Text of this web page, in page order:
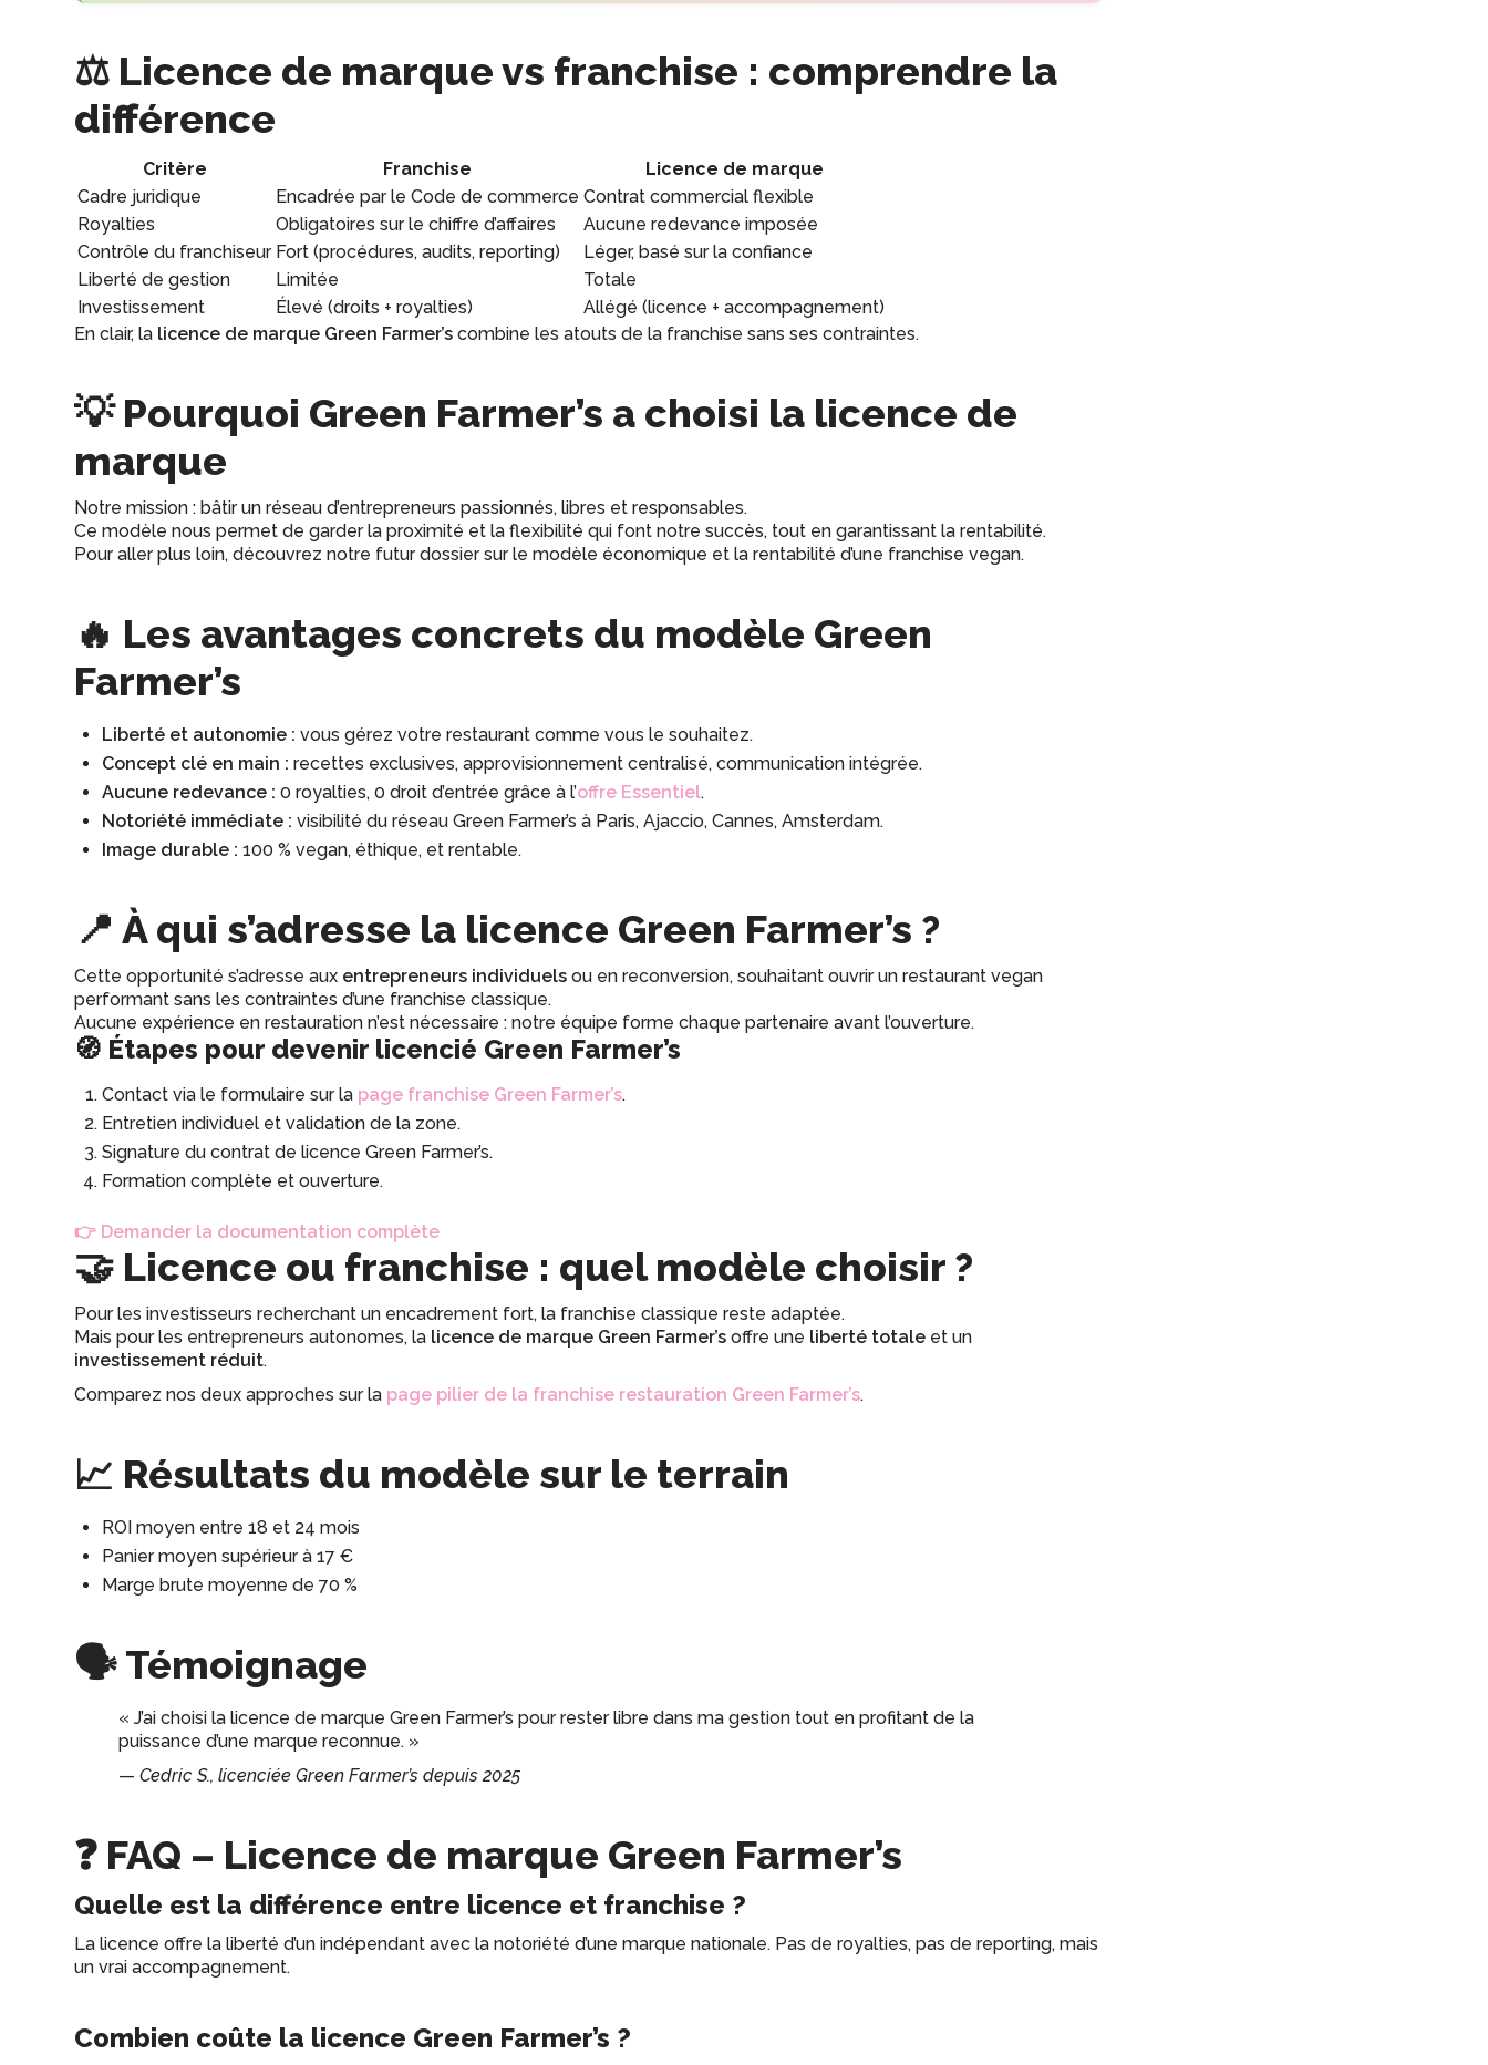
⚖️ Licence de marque vs franchise : comprendre la
différence
Critère Franchise
Licence de marque
Cadre juridique
Encadrée par le Code de commerce Contrat commercial flexible
Royalties
Obligatoires sur le chiffre d’affaires
Aucune redevance imposée
Contrôle du franchiseur Fort (procédures, audits, reporting)
Léger, basé sur la confiance
Liberté de gestion
Limitée
Totale
Investissement
Élevé (droits + royalties)
Allégé (licence + accompagnement)
En clair, la licence de marque Green Farmer’s combine les atouts de la franchise sans ses contraintes.
💡 Pourquoi Green Farmer’s a choisi la licence de
marque
Notre mission : bâtir un réseau d’entrepreneurs passionnés, libres et responsables.
Ce modèle nous permet de garder la proximité et la flexibilité qui font notre succès, tout en garantissant la rentabilité.
Pour aller plus loin, découvrez notre futur dossier sur le modèle économique et la rentabilité d’une franchise vegan.
🔥 Les avantages concrets du modèle Green
Farmer’s
Liberté et autonomie : vous gérez votre restaurant comme vous le souhaitez.
Concept clé en main : recettes exclusives, approvisionnement centralisé, communication intégrée.
Aucune redevance : 0 royalties, 0 droit d’entrée grâce à l’offre Essentiel.
Notoriété immédiate : visibilité du réseau Green Farmer’s à Paris, Ajaccio, Cannes, Amsterdam.
Image durable : 100 % vegan, éthique, et rentable.
📍 À qui s’adresse la licence Green Farmer’s ?
Cette opportunité s’adresse aux entrepreneurs individuels ou en reconversion, souhaitant ouvrir un restaurant vegan
performant sans les contraintes d’une franchise classique.
Aucune expérience en restauration n’est nécessaire : notre équipe forme chaque partenaire avant l’ouverture.
🧭 Étapes pour devenir licencié Green Farmer’s
Contact via le formulaire sur la page franchise Green Farmer’s.
Entretien individuel et validation de la zone.
Signature du contrat de licence Green Farmer’s.
Formation complète et ouverture.
👉 Demander la documentation complète
🤝 Licence ou franchise : quel modèle choisir ?
Pour les investisseurs recherchant un encadrement fort, la franchise classique reste adaptée.
Mais pour les entrepreneurs autonomes, la licence de marque Green Farmer’s offre une liberté totale et un
investissement réduit.
Comparez nos deux approches sur la page pilier de la franchise restauration Green Farmer’s.
📈 Résultats du modèle sur le terrain
ROI moyen entre 18 et 24 mois
Panier moyen supérieur à 17 €
Marge brute moyenne de 70 %
🗣 Témoignage
« J’ai choisi la licence de marque Green Farmer’s pour rester libre dans ma gestion tout en profitant de la
puissance d’une marque reconnue. »
—Cedric S., licenciée Green Farmer’s depuis 2025
❓ FAQ – Licence de marque Green Farmer’s
Quelle est la différence entre licence et franchise ?
La licence offre la liberté d’un indépendant avec la notoriété d’une marque nationale. Pas de royalties, pas de reporting, mais
un vrai accompagnement.
Combien coûte la licence Green Farmer’s ?